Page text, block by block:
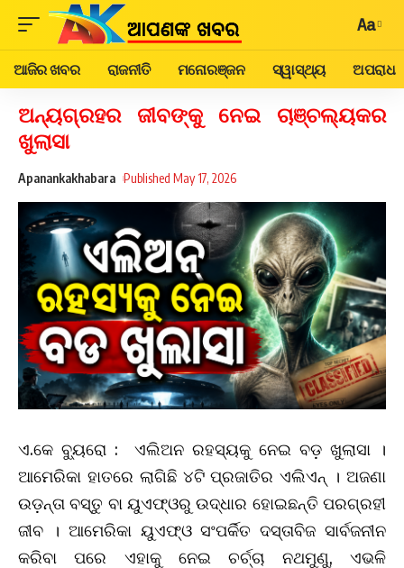
Aa
ଆଜିର ଖବର ରାଜନୀତି ମନୋରଞ୍ଜନ ସ୍ୱାସ୍ଥ୍ୟ ଅପରାଧ
ଅନ୍ୟଗ୍ରହର ଜୀବଙ୍କୁ ନେଇ ଚାଞ୍ଚଲ୍ୟକର
ଖୁଲାସା
Apanankakhabara Published May 17, 2026
ଏ.କେ ବ୍ୟୁରୋ :
ଏଲିଅନ ରହସ୍ୟକୁ ନେଇ ବଡ଼ ଖୁଲାସା ।
ଆମେରିକା ହାତରେ ଲାଗିଛି ୪ଟି ପ୍ରଜାତିର ଏଲିଏନ୍ । ଅଜଣା
ଉଡ଼ନ୍ତା ବସ୍ତୁ ବା ୟୁଏଫ୍‌ଓରୁ ଉଦ୍ଧାର ହୋଇଛନ୍ତି ପରଗ୍ରହୀ
ଜୀବ । ଆମେରିକା ୟୁଏଫ୍‌ଓ ସଂପର୍କିତ ଦସ୍ତାବିଜ ସାର୍ବଜନୀନ
କରିବା ପରେ ଏହାକୁ ନେଇ ଚର୍ଚ୍ଚା ନଥମୁଣୁ, ଏଭଳି